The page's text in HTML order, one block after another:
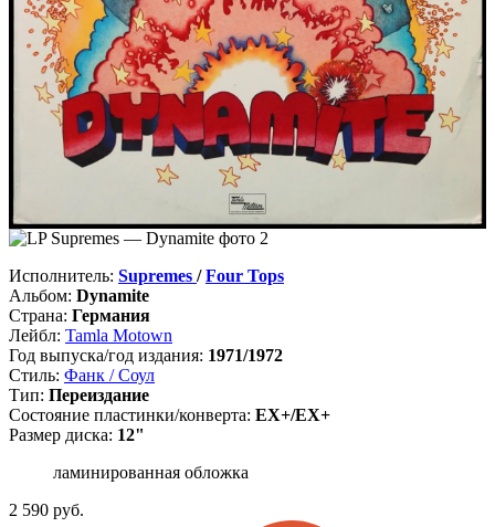
Исполнитель: Supremes /Four Tops
Альбом: Dynamite
Страна: Германия
Лейбл: Tamla Motown
Год выпуска/год издания: 1971/1972
Стиль: Фанк / Соул
Тип: Переиздание
Состояние пластинки/конверта: EX+/EX+
Размер диска: 12"
ламинированная обложка
2 590 руб.